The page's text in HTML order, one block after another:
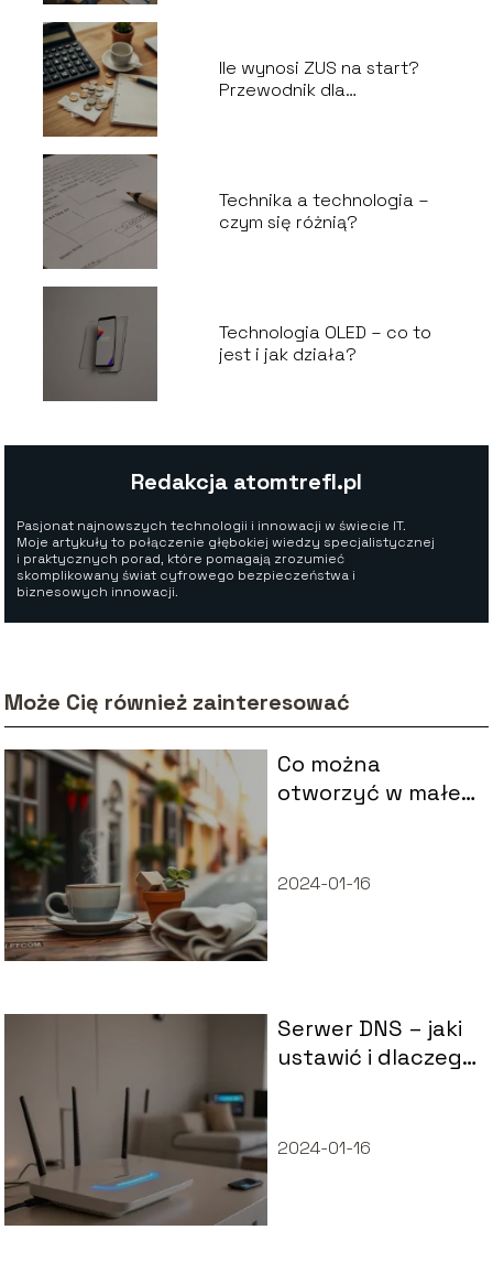
Ile wynosi ZUS na start?
Przewodnik dla
Technika a technologia –
czym się różnią?
Technologia OLED – co to
jest i jak działa?
Redakcja atomtrefl.pl
Pasjonat najnowszych technologii i innowacji w świecie IT.
Moje artykuły to połączenie głębokiej wiedzy specjalistycznej
i praktycznych porad, które pomagają zrozumieć
skomplikowany świat cyfrowego bezpieczeństwa i
biznesowych innowacji.
Może Cię również zainteresować
Co można
otworzyć w małej
2024-01-16
Serwer DNS – jaki
ustawić i dlaczego
2024-01-16